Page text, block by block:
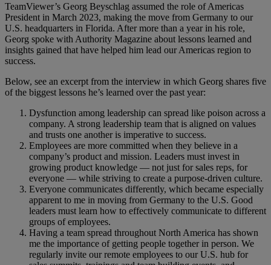
TeamViewer’s Georg Beyschlag assumed the role of Americas
President in March 2023, making the move from Germany to our
U.S. headquarters in Florida. After more than a year in his role,
Georg spoke with Authority Magazine about lessons learned and
insights gained that have helped him lead our Americas region to
success.
Below, see an excerpt from the interview in which Georg shares five
of the biggest lessons he’s learned over the past year:
Dysfunction among leadership can spread like poison across a
company. A strong leadership team that is aligned on values
and trusts one another is imperative to success.
Employees are more committed when they believe in a
company’s product and mission. Leaders must invest in
growing product knowledge — not just for sales reps, for
everyone — while striving to create a purpose-driven culture.
Everyone communicates differently, which became especially
apparent to me in moving from Germany to the U.S. Good
leaders must learn how to effectively communicate to different
groups of employees.
Having a team spread throughout North America has shown
me the importance of getting people together in person. We
regularly invite our remote employees to our U.S. hub for